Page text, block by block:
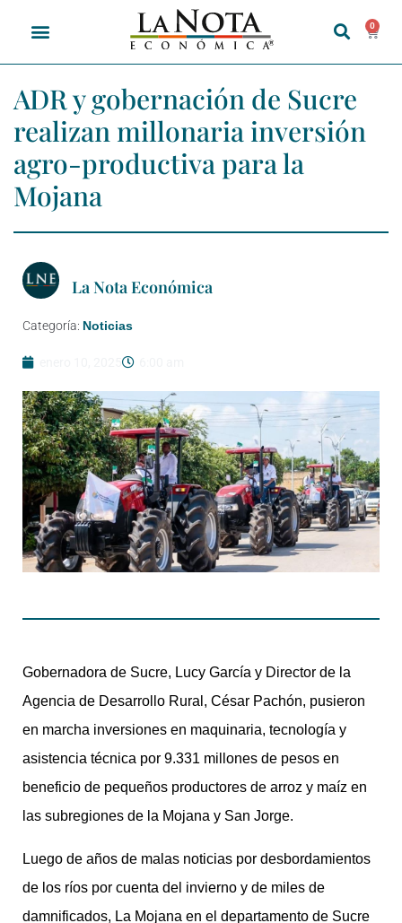
0
ADR y gobernación de Sucre
realizan millonaria inversión
agro-productiva para la
Mojana
La Nota Económica
Categoría: Noticias
Gobernadora de Sucre, Lucy García y Director de la
Agencia de Desarrollo Rural, César Pachón, pusieron
en marcha inversiones en maquinaria, tecnología y
asistencia técnica por 9.331 millones de pesos en
beneficio de pequeños productores de arroz y maíz en
las subregiones de la Mojana y San Jorge.
Luego de años de malas noticias por desbordamientos
de los ríos por cuenta del invierno y de miles de
damnificados, La Mojana en el departamento de Sucre